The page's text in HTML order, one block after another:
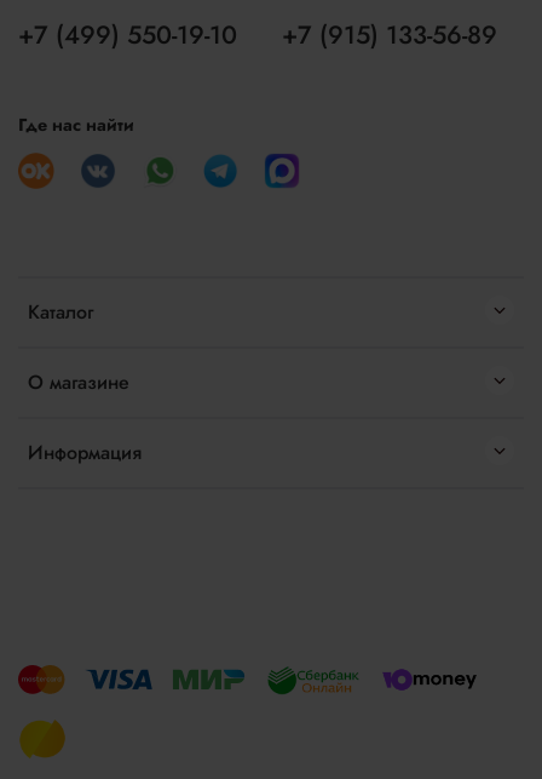
Каталог
О магазине
Информация
+7 (499) 550-19-10 +7 (915) 133-56-89
Где нас найти